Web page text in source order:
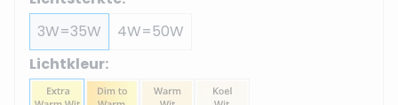
3W=35W
4W=50W
Lichtkleur: